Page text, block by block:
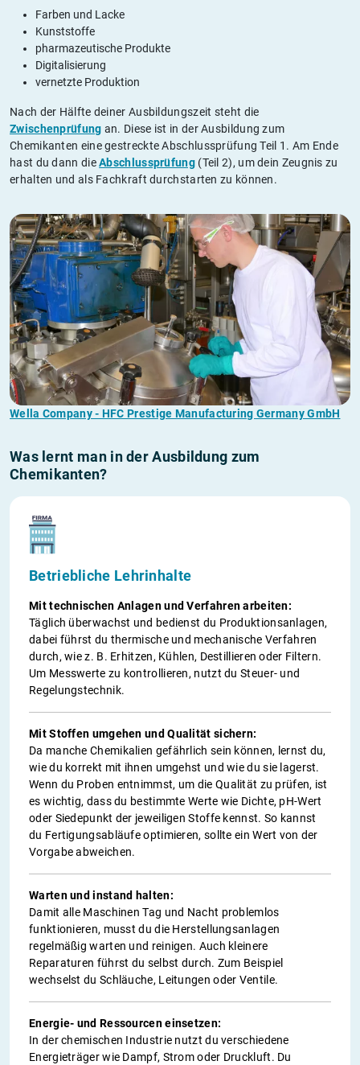
Farben und Lacke
Kunststoffe
pharmazeutische Produkte
Digitalisierung
vernetzte Produktion
Nach der Hälfte deiner Ausbildungszeit steht die
Zwischenprüfung an. Diese ist in der Ausbildung zum
Chemikanten eine gestreckte Abschlussprüfung Teil 1. Am Ende
hast du dann dieAbschlussprüfung(Teil 2), um dein Zeugnis zu
erhalten und als Fachkraft durchstarten zu können.
Wella Company - HFC Prestige Manufacturing Germany GmbH
Was lernt man in der Ausbildung zum
Chemikanten?
Betriebliche Lehrinhalte
Mit technischen Anlagen und Verfahren arbeiten:
Täglich überwachst und bedienst du Produktionsanlagen,
dabei führst du thermische und mechanische Verfahren
durch, wie z. B. Erhitzen, Kühlen, Destillieren oder Filtern.
Um Messwerte zu kontrollieren, nutzt du Steuer- und
Regelungstechnik.
Mit Stoffen umgehen und Qualität sichern:
Da manche Chemikalien gefährlich sein können, lernst du,
wie du korrekt mit ihnen umgehst und wie du sie lagerst.
Wenn du Proben entnimmst, um die Qualität zu prüfen, ist
es wichtig, dass du bestimmte Werte wie Dichte, pH-Wert
oder Siedepunkt der jeweiligen Stoffe kennst. So kannst
du Fertigungsabläufe optimieren, sollte ein Wert von der
Vorgabe abweichen.
Warten und instand halten:
Damit alle Maschinen Tag und Nacht problemlos
funktionieren, musst du die Herstellungsanlagen
regelmäßig warten und reinigen. Auch kleinere
Reparaturen führst du selbst durch. Zum Beispiel
wechselst du Schläuche, Leitungen oder Ventile.
Energie- und Ressourcen einsetzen:
In der chemischen Industrie nutzt du verschiedene
Energieträger wie Dampf, Strom oder Druckluft. Du